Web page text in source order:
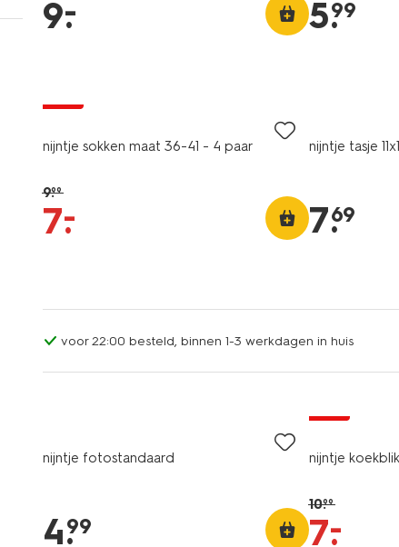
9.
– 5.
99
nijntje sokken maat 36-41 - 4 paar
9.99
7.
–
nijntje tasje
7.
69
voor 22:00 besteld, binnen 1-3 werkdagen in huis
nijntje fotostandaard
4.
99
nijntje koekblik
10.99
7.
–